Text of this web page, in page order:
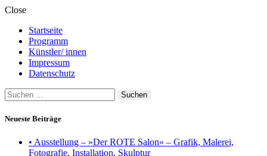
Close
Startseite
Programm
Künstler/ innen
Impressum
Datenschutz
Suchen
nach:
Neueste Beiträge
• Ausstellung – »Der ROTE Salon« – Grafik, Malerei,
Fotografie, Installation, Skulptur